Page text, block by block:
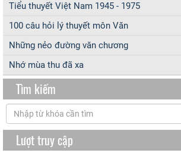
Tiểu thuyết Việt Nam 1945 - 1975
100 câu hỏi lý thuyết môn Văn
Những nẻo đường văn chương
Nhớ mùa thu đã xa
Tìm kiếm
Lượt truy cập